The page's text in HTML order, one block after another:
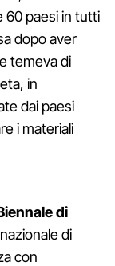
60 paesi in tutti
dopo aver
temeva di
in
dai paesi
i materiali
di
di
con